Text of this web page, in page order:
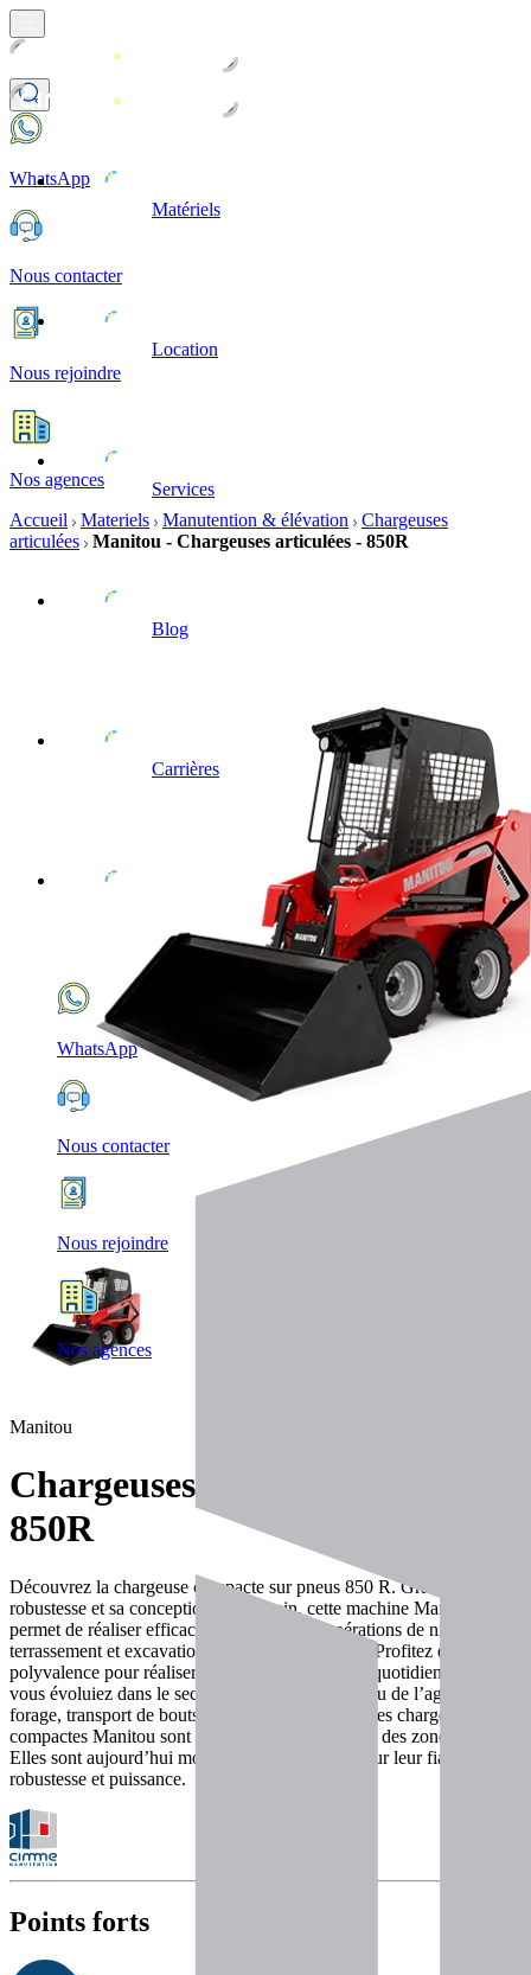
Matériels
Location
Services
Blog
Carrières
WhatsApp
Nous contacter
Nous rejoindre
Nos agences
WhatsApp
Nous contacter
Nous rejoindre
Nos agences
Accueil
Materiels Manutention & élévation
Chargeuses
articulées
Manitou - Chargeuses articulées - 850R
Manitou
Chargeuses articulées
850R
Découvrez la chargeuse compacte sur pneus 850 R. Grâce à sa
robustesse et sa conception tout-terrain, cette machine Manitou vous
permet de réaliser efficacement toutes vos opérations de nivellement,
terrassement et excavation sous le niveau du sol. Profitez de sa
polyvalence pour réaliser plusieurs autres tâches quotidiennes, que
vous évoluiez dans le secteur de la construction ou de l’agriculture :
forage, transport de bouts de bois, déversage… Les chargeuses
compactes Manitou sont idéales pour opérer dans des zones exiguës.
Elles sont aujourd’hui mondialement réputées pour leur fiabilité,
robustesse et puissance.
Points forts